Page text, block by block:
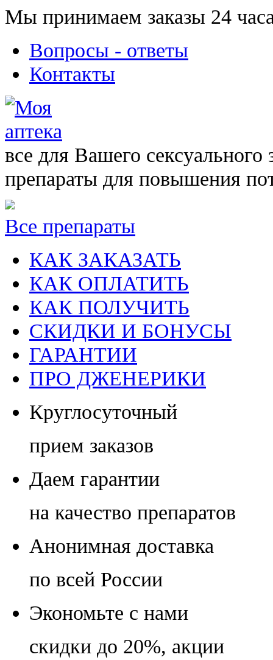
Мы принимаем заказы 24
Вопросы - ответы
Контакты
все для Вашего сексуального
препараты для повышения
Все препараты
КАК ЗАКАЗАТЬ
КАК ОПЛАТИТЬ
КАК ПОЛУЧИТЬ
СКИДКИ И БОНУСЫ
ГАРАНТИИ
ПРО ДЖЕНЕРИКИ
Круглосуточный
прием заказов
Даем гарантии
на качество препаратов
Анонимная доставка
по всей России
Экономьте с нами
скидки до 20%, акции